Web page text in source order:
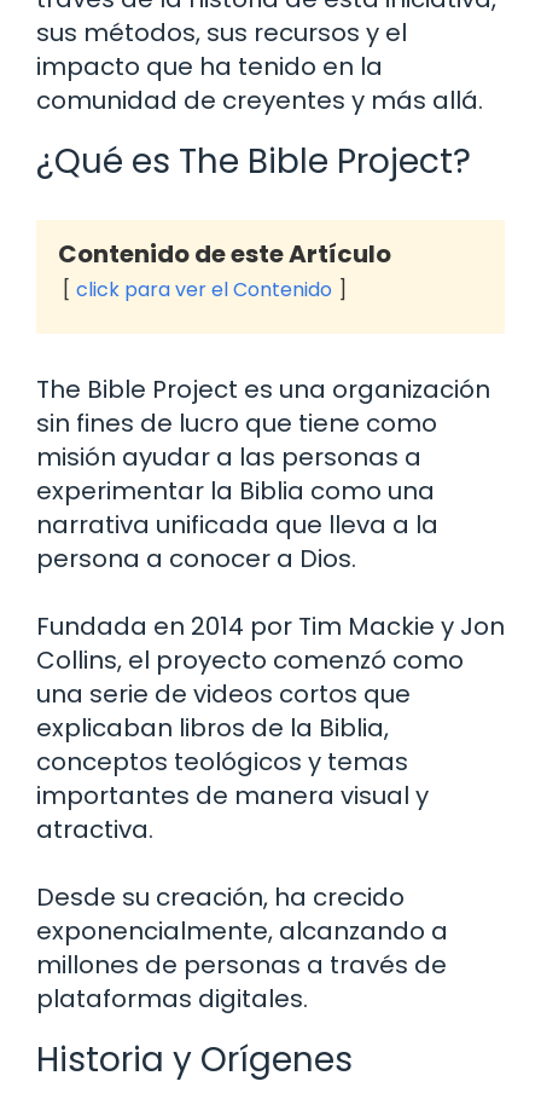
sus métodos, sus recursos y el
impacto que ha tenido en la
comunidad de creyentes y más allá.
¿Qué es The Bible Project?
Contenido de este Artículo
click para ver el Contenido
The Bible Project es una organización
sin fines de lucro que tiene como
misión ayudar a las personas a
experimentar la Biblia como una
narrativa unificada que lleva a la
persona a conocer a Dios.
Fundada en 2014 por Tim Mackie y Jon
Collins, el proyecto comenzó como
una serie de videos cortos que
explicaban libros de la Biblia,
conceptos teológicos y temas
importantes de manera visual y
atractiva.
Desde su creación, ha crecido
exponencialmente, alcanzando a
millones de personas a través de
plataformas digitales.
Historia y Orígenes